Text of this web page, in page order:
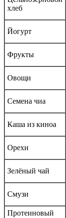
хлеб
Йогурт
Фрукты
Овощи
Семена чиа
Каша из киноа
Орехи
Зелёный чай
Смузи
Протеиновый